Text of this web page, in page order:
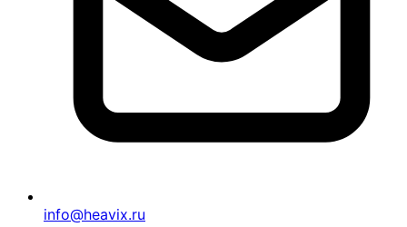
info@heavix.ru